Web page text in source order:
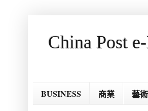
China Post
BUSINESS 商業 藝